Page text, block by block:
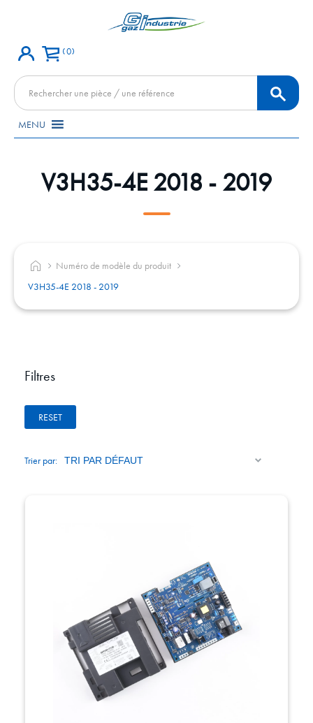
0
Recherche
de
produits
MENU
V3H35-4E 2018 - 2019
Numéro de modèle du produit
V3H35-4E 2018 - 2019
Filtres
RESET
Trier par: